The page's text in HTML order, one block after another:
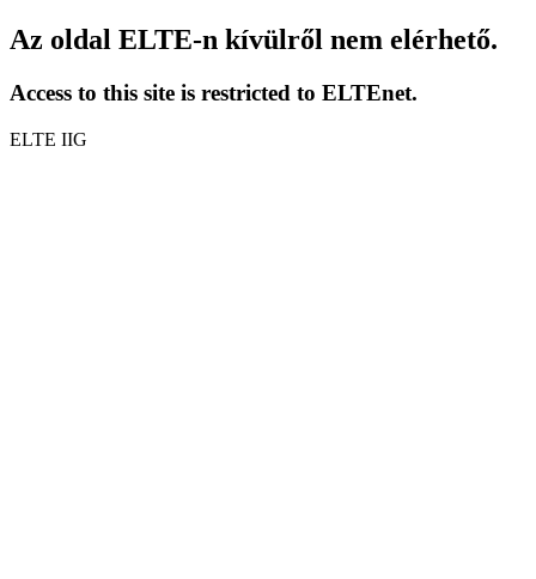
Az oldal ELTE-n kívülről nem elérhető.
Access to this site is restricted to ELTEnet.
ELTE IIG